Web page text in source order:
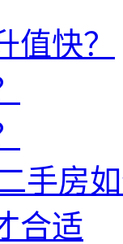
值快？
手房
合适